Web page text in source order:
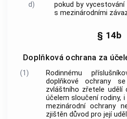
d)
pokud by
s mezinárodními
§ 14b
Doplňková ochrana za
(1)
Rodinnému
doplňkové ochrany
zvláštního zřetele udělí
účelem sloučení rodiny,
mezinárodní ochrany
zjištěn důvod pro její